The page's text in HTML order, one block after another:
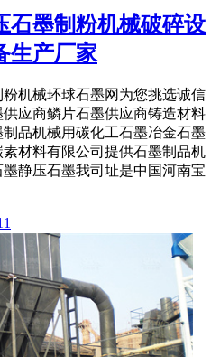
石墨制粉机械破碎设
生产厂家
机械环球石墨网为您挑选诚信
应商鳞片石墨供应商铸造材料
品机械用碳化工石墨冶金石墨
材料有限公司提供石墨制品机
静压石墨我司址是中国河南宝